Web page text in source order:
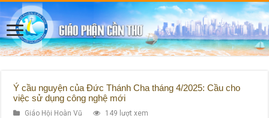
Ý cầu nguyện của Đức Thánh Cha tháng 4/2025: Cầu cho
việc sử dụng công nghệ mới
Giáo Hội Hoàn Vũ 149 lượt xem